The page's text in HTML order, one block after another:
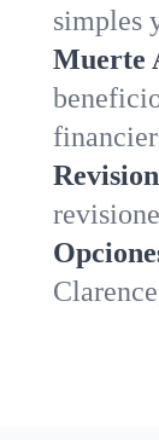
simples
Muerte